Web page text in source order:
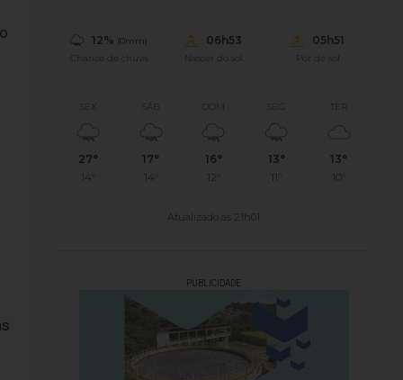
12% (0mm)
Chance de chuva
06h53
Nascer do sol
05h51
Pôr do sol
SEX
27°
14°
SÁB
17°
14°
DOM
16°
12°
13°
11°
TER
13°
10°
Atualizado às 21h01
PUBLICIDADE